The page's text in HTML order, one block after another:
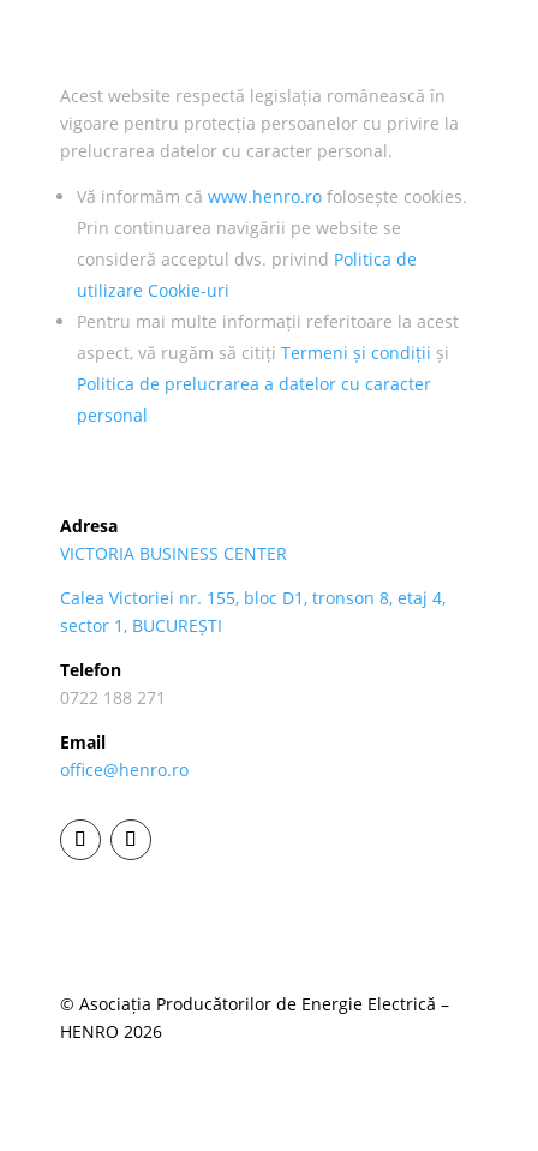
Acest website respectă legislația românească în
vigoare pentru protecția persoanelor cu privire la
prelucrarea datelor cu caracter personal.
Vă informăm că www.henro.ro folosește cookies.
Prin continuarea navigării pe website se
consideră acceptul dvs. privind Politica de
utilizare Cookie-uri
Pentru mai multe informații referitoare la acest
aspect, vă rugăm să citiți Termeni și condiții și
Politica de prelucrarea a datelor cu caracter
personal
Adresa
VICTORIA BUSINESS CENTER
Calea Victoriei nr. 155, bloc D1, tronson 8, etaj 4,
sector 1, BUCUREȘTI
Telefon
0722 188 271
Email
office@henro.ro
© Asociația Producătorilor de Energie Electrică –
HENRO 2026